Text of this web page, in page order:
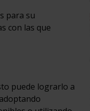
para su
con las que
puede lograrlo a